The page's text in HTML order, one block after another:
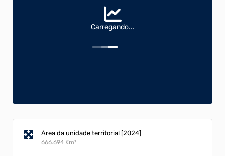
Carregando...
Área da unidade territorial [2024]
666.694 Km²